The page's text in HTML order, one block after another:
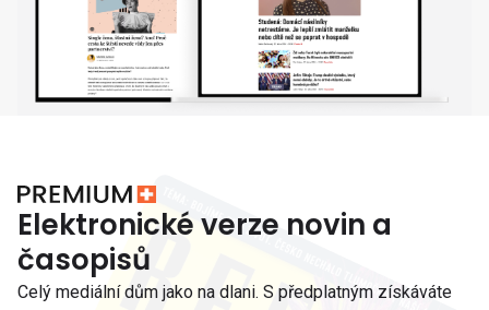
Elektronické verze novin a
časopisů
Celý mediální dům jako na dlani. S předplatným získáváte